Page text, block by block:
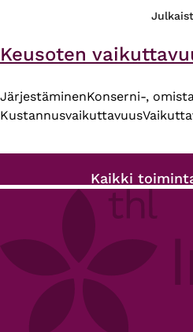
Keusoten
JärjestäminenKonserni-,
Kustannusvaikuttavuus
Kaikki